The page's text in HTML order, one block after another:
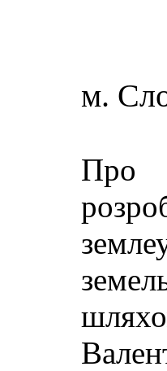
м.
Про